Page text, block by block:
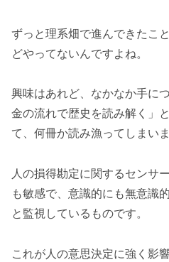
ずっと理系畑で進んできたこ
どやってないんですよね。
興味はあれど、なかなか手に
金の流れで歴史を読み解く」
て、何冊か読み漁ってしまいま
人の損得勘定に関するセンサ
も敏感で、意識的にも無意識
と監視しているものです。
これが人の意思決定に強く影